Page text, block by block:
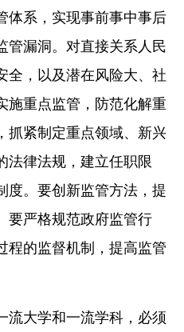
体系，实现事前事中事后
管漏洞。对直接关系人民
全，以及潜在风险大、社
施重点监管，防范化解重
抓紧制定重点领域、新兴
法律法规，建立任职限
度。要创新监管方法，提
要严格规范政府监管行
程的监督机制，提高监管
大学和一流学科，必须